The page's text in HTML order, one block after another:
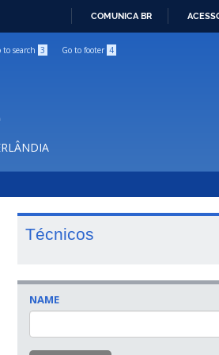
COMUNICA BR
to search 3 Go to footer 4
Técnicos
NAME